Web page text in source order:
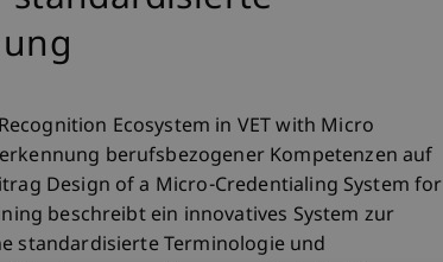
Ecosystem in VET with Micro
berufsbezogener Kompetenzen auf
Design of a Micro-Credentialing System for
beschreibt ein innovatives System zur
standardisierte Terminologie und